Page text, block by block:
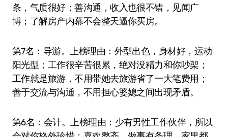
条，气质很好；善沟通，收入也很不错，见闻广
博；了解房产内幕不会整天逼你买房。
第7名：导游。上榜理由：外型出色，身材好，运动
阳光型；工作很辛苦很累，绝对没精力和你吵架；
工作就是旅游，不用带她去旅游省了一大笔费用；
善于交流与沟通，不用担心婆媳之间出现矛盾。
第6名：会计。上榜理由：少有男性工作伙伴，所以